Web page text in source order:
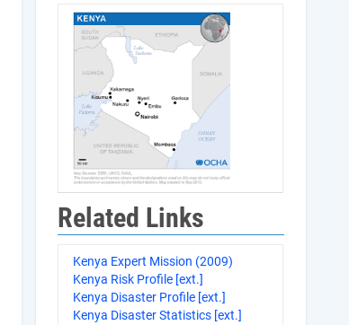
Related Links
Kenya Expert Mission (2009)
Kenya Risk Profile [ext.]
Kenya Disaster Profile [ext.]
Kenya Disaster Statistics [ext.]